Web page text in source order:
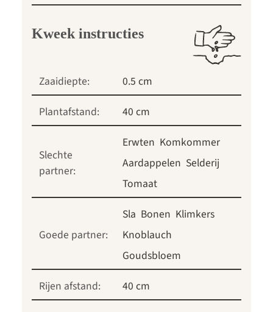
Kweek instructies
Zaaidiepte:
0.5 cm
Plantafstand:
40 cm
Slechte
partner:
Erwten Komkommer
Aardappelen Selderij
Tomaat
Goede partner:
Sla Bonen Klimkers
Knoblauch
Goudsbloem
Rijen afstand:
40 cm